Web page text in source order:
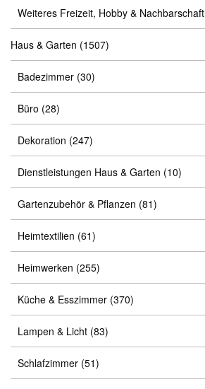
Weiteres Freizeit, Hobby & Nachbarschaft
Haus & Garten (1507)
Badezimmer (30)
Büro (28)
Dekoration (247)
Dienstleistungen Haus & Garten (10)
Gartenzubehör & Pflanzen (81)
Heimtextilien (61)
Heimwerken (255)
Küche & Esszimmer (370)
Lampen & Licht (83)
Schlafzimmer (51)